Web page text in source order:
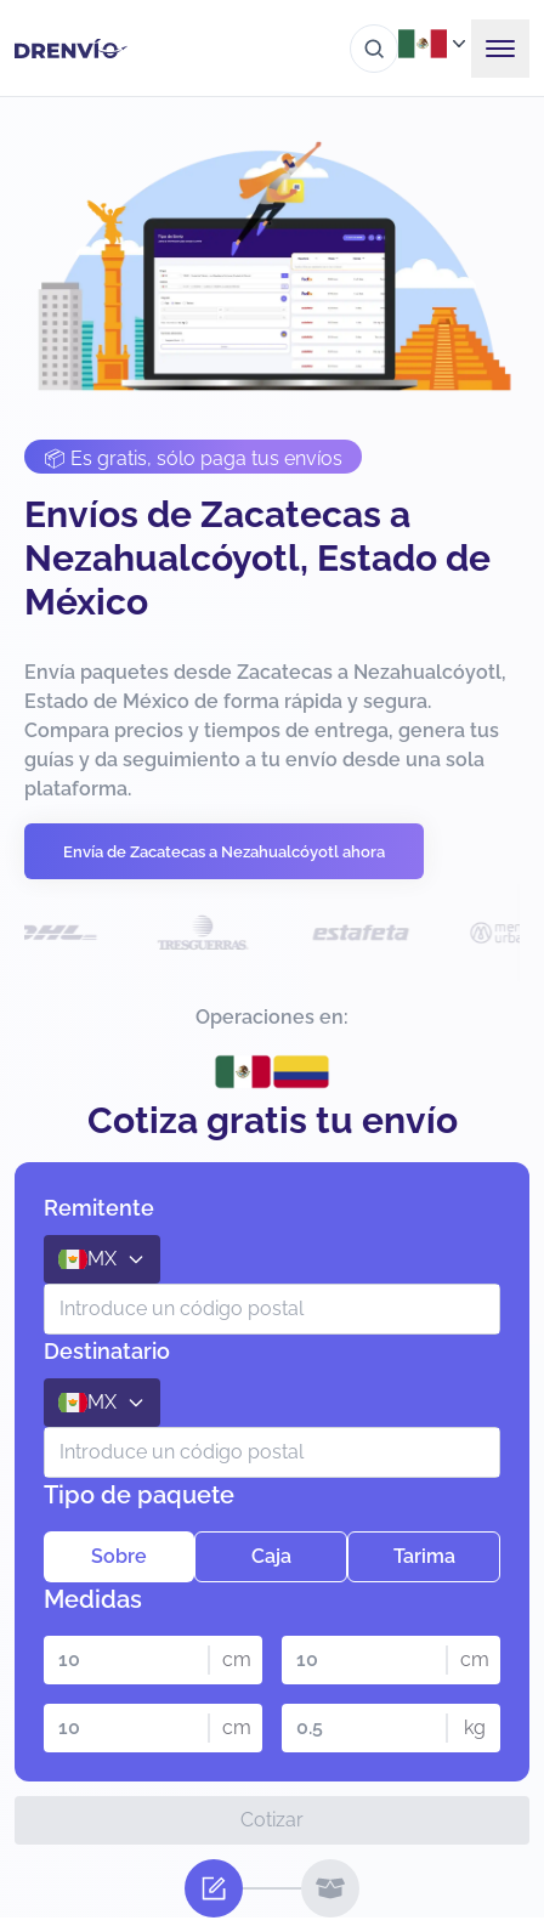
📦 Es gratis, sólo paga tus envíos
Envíos de Zacatecas a
Nezahualcóyotl, Estado de
México
Envía paquetes desde Zacatecas a Nezahualcóyotl,
Estado de México de forma rápida y segura.
Compara precios y tiempos de entrega, genera tus
guías y da seguimiento a tu envío desde una sola
plataforma.
Envía de Zacatecas a Nezahualcóyotl ahora
Operaciones en:
Cotiza gratis tu envío
Remitente
MX
Destinatario
MX
Tipo de paquete
Sobre Caja Tarima
Medidas
cm cm
cm kg
Cotizar